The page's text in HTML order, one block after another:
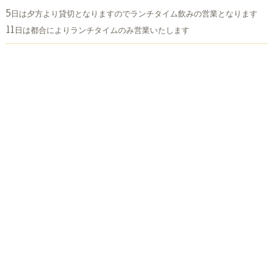
5日は夕方より貸切となりますのでランチタイム飲みの営業となります
11日は都合によりランチタイムのみ営業いたします